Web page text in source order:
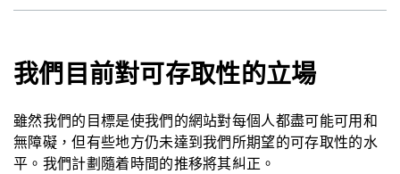
我們目前對可存取性的立場
雖然我們的目標是使我們的網站對每個人都盡可能可用和
無障礙，但有些地方仍未達到我們所期望的可存取性的水
平。我們計劃隨着時間的推移將其糾正。